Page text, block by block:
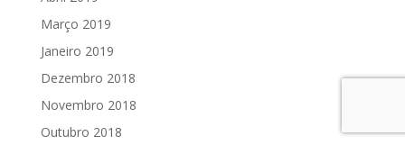
Março 2019
Janeiro 2019
Dezembro 2018
Novembro 2018
Outubro 2018